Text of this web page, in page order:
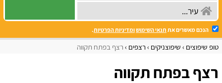
הנכם מאשרים את תנאי השימושומדיניות הפרטיות.
טופ שיפוצים שיפוצניקים רצפים רצף בפתח תקווה
רצף בפתח תקווה